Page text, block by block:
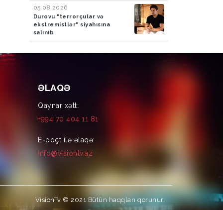
05.08.2026
Durovu "terrorçular və
ekstremistlər" siyahısına
salınıb
ƏLAQƏ
Qaynar xətt:
+994 70 404 11 81
E-poçt ilə əlaqə:
info@visiontv.az
VisionTv © 2021 Bütün haqqları qorunur.